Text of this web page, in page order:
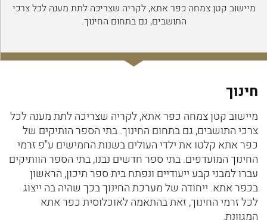
מיישוב קטן צמחה כפר אתא, לקריה שצריכה לתת מענה לכל צרכי
התושבים, גם בתחום החינוך.
חינוך
מיישוב קטן צמחה כפר אתא, לקריה שצריכה לתת מענה לכל
צרכי התושבים, גם בתחום החינוך. בתי הספר הותיקים של
כפר אתא קלטו את ילדי העולים בשנות החמישים ע"פ זרמי
החינוך המועדפים. בתי ספר חדשים נבנו, בתי הספר הוותיקים
עברו למבני קבע ייעודיים ונפתח בית ספר תיכון, הראשון
בכפר אתא. ייחודה של מערכת החינוך בכך שהיה בה ייצוג
לכל זרמי החינוך, זאת בהתאמה לאוכלוסית כפר אתא
המגוונת.